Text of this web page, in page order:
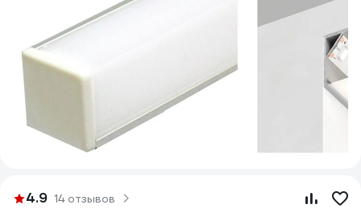
4.9 14 отзывов